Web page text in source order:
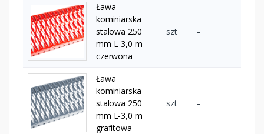
Ława
kominiarska
stalowa 250
mm L-3,0 m
czerwona
szt –
Ława
kominiarska
stalowa 250
mm L-3,0 m
grafitowa
szt –